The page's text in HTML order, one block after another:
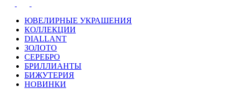
ЮВЕЛИРНЫЕ УКРАШЕНИЯ
КОЛЛЕКЦИИ
DIALLANT
ЗОЛОТО
СЕРЕБРО
БРИЛЛИАНТЫ
БИЖУТЕРИЯ
НОВИНКИ